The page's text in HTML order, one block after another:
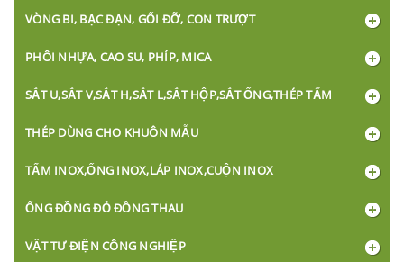
VÒNG BI, BẠC ĐẠN, GỐI ĐỠ, CON TRƯỢT
PHÔI NHỰA, CAO SU, PHÍP, MICA
SẮT U,SẮT V,SẮT H,SẮT L,SẮT HỘP,SẮT ỐNG,THÉP TẤM
THÉP DÙNG CHO KHUÔN MẪU
TẤM INOX,ỐNG INOX,LÁP INOX,CUỘN INOX
ỐNG ĐỒNG ĐỎ ĐỒNG THAU
VẬT TƯ ĐIỆN CÔNG NGHIỆP